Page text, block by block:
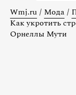
Wmj.ru / Мода /
Как укротить
Орнеллы Мути